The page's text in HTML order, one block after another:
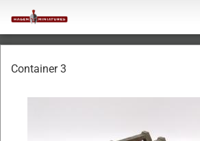
Container 3